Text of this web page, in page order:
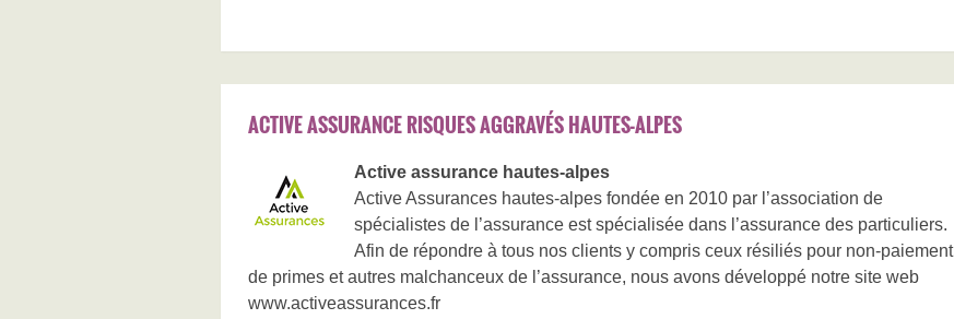
ACTIVE ASSURANCE RISQUES AGGRAVÉS HAUTES-ALPES
Active assurance hautes-alpes
Active Assurances hautes-alpes fondée en 2010 par l’association de
spécialistes de l’assurance est spécialisée dans l’assurance des particuliers.
Afin de répondre à tous nos clients y compris ceux résiliés pour non-paiement
de primes et autres malchanceux de l’assurance, nous avons développé notre site web
www.activeassurances.fr